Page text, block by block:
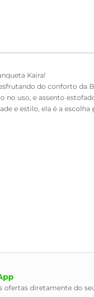
Kaira!
do conforto da
uso, e assento
e estilo, ela é a
manual de
ligeira variação devido o
umedecido em
ofertas diretamente do